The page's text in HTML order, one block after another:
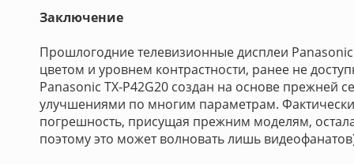
Заключение
Прошлогодние телевизионные дисплеи
цветом и уровнем контрастности, ранее не
Panasonic TX-P42G20 создан на основе прежней
улучшениями по многим параметрам.
погрешность, присущая прежним моделям,
поэтому это может волновать лишь